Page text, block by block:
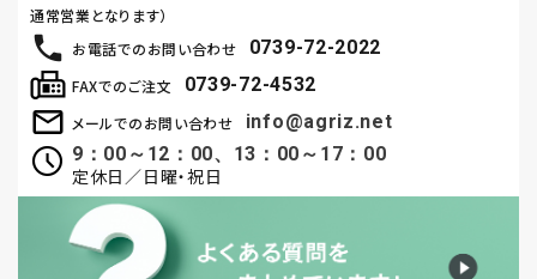
お電話でのお問い合わせ 0739-72-2022
メールでのお問い合わせ
info@agriz.net
9：00～12：00、13：00～17：00
定休日／日曜・祝日
FAXでのご注文 0739-72-4532
通常営業となります）